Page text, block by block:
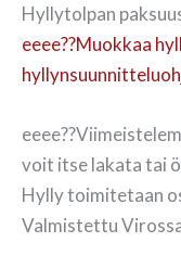
Hyllytolpan
eeee??Muokkaa
voit itse lakata tai
Hylly toimitetaan
Valmistettu